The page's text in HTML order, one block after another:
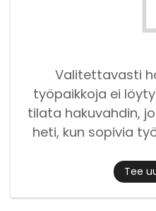
Valitettavasti
työpaikkoja ei
tilata hakuvahdin,
heti, kun sopivia
Tee